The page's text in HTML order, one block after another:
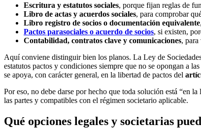
Escritura y estatutos sociales, porque fijan reglas de
Libro de actas y acuerdos sociales, para comprobar
Libro registro de socios o documentación equivalente
Pactos parasociales o acuerdo de socios, si existen,
Contabilidad, contratos clave y comunicaciones,
Aquí conviene distinguir bien los planos. La Ley de
estatutos pactos y condiciones siempre que no se opongan a
se apoya, con carácter general, en la libertad de pactos del
Por eso, no debe darse por hecho que toda solución está “en
las partes y compatibles con el régimen societario aplicable.
Qué opciones legales y societarias